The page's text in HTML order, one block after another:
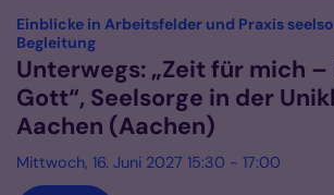
Datum: 16. Juni 2027
Einblicke in Arbeitsfelder und Praxis
Begleitung:
Unterwegs: „Zeit für mich –
Gott“, Seelsorge in der
Aachen (Aachen)
Mittwoch, 16. Juni 2027 15:30 - 17:00